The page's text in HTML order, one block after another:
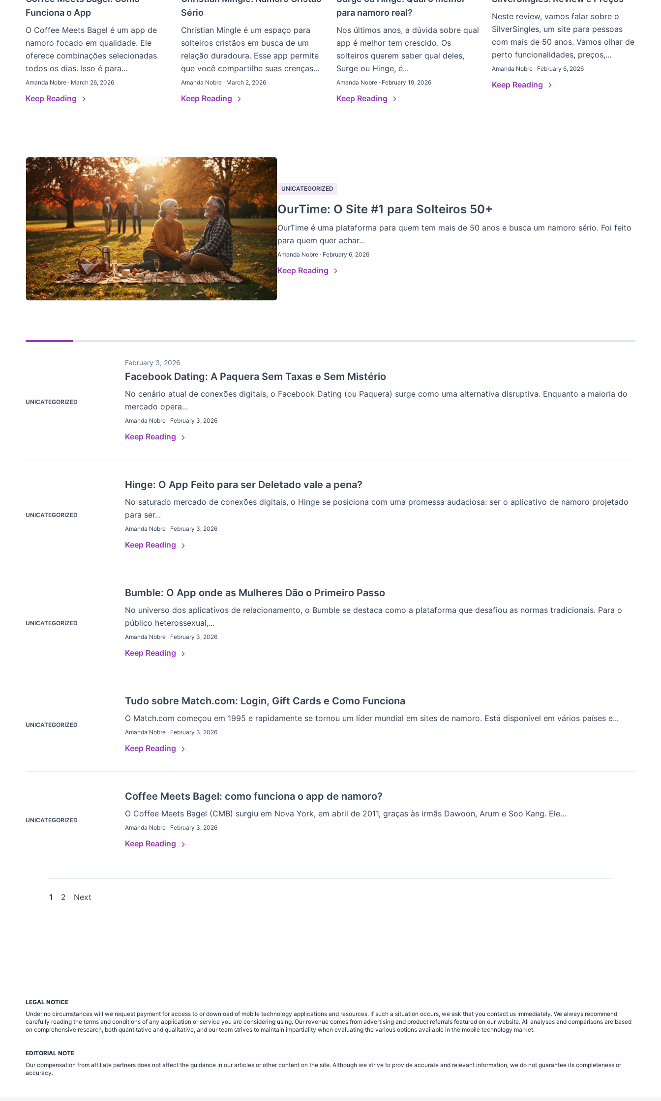
Funciona o App
O Coffee Meets Bagel é um app de
namoro focado em qualidade. Ele
oferece combinações selecionadas
todos os dias. Isso é para...
Amanda Nobre · March 26, 2026
Keep Reading
Sério
Christian Mingle é um espaço para
solteiros cristãos em busca de um
relação duradoura. Esse app permite
que você compartilhe suas crenças...
Amanda Nobre · March 2, 2026
Keep Reading
para namoro real?
Nos últimos anos, a dúvida sobre qual
app é melhor tem crescido. Os
solteiros querem saber qual deles,
Surge ou Hinge, é...
Amanda Nobre · February 19, 2026
Keep Reading
Neste review, vamos falar sobre o
SilverSingles, um site para pessoas
com mais de 50 anos. Vamos olhar de
perto funcionalidades, preços,...
Amanda Nobre · February 6, 2026
Keep Reading
UNICATEGORIZED
OurTime: O Site #1 para Solteiros 50+
OurTime é uma plataforma para quem tem mais de 50 anos e busca um namoro sério. Foi feito
para quem quer achar...
Amanda Nobre · February 6, 2026
Keep Reading
UNICATEGORIZED
February 3, 2026
Facebook Dating: A Paquera Sem Taxas e Sem Mistério
No cenário atual de conexões digitais, o Facebook Dating (ou Paquera) surge como uma alternativa disruptiva. Enquanto a maioria do
mercado opera...
Amanda Nobre · February 3, 2026
Keep Reading
UNICATEGORIZED
Hinge: O App Feito para ser Deletado vale a pena?
No saturado mercado de conexões digitais, o Hinge se posiciona com uma promessa audaciosa: ser o aplicativo de namoro projetado
para ser...
Amanda Nobre · February 3, 2026
Keep Reading
UNICATEGORIZED
Bumble: O App onde as Mulheres Dão o Primeiro Passo
No universo dos aplicativos de relacionamento, o Bumble se destaca como a plataforma que desafiou as normas tradicionais. Para o
público heterossexual,...
Amanda Nobre · February 3, 2026
Keep Reading
UNICATEGORIZED
Tudo sobre Match.com: Login, Gift Cards e Como Funciona
O Match.com começou em 1995 e rapidamente se tornou um líder mundial em sites de namoro. Está disponível em vários países e...
Amanda Nobre · February 3, 2026
Keep Reading
UNICATEGORIZED
Coffee Meets Bagel: como funciona o app de namoro?
O Coffee Meets Bagel (CMB) surgiu em Nova York, em abril de 2011, graças às irmãs Dawoon, Arum e Soo Kang. Ele...
Amanda Nobre · February 3, 2026
Keep Reading
Posts
1 2 Next
LEGAL NOTICE
Under no circumstances will we request payment for access to or download of mobile technology applications and resources. If such a situation occurs, we ask that you contact us immediately. We always recommend
carefully reading the terms and conditions of any application or service you are considering using. Our revenue comes from advertising and product referrals featured on our website. All analyses and comparisons are based
on comprehensive research, both quantitative and qualitative, and our team strives to maintain impartiality when evaluating the various options available in the mobile technology market.
EDITORIAL NOTE
Our compensation from affiliate partners does not affect the guidance in our articles or other content on the site. Although we strive to provide accurate and relevant information, we do not guarantee its completeness or
accuracy.